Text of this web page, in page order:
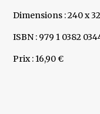
Dimensions : 240 x
ISBN : 979 1 0382
Prix : 16,90 €